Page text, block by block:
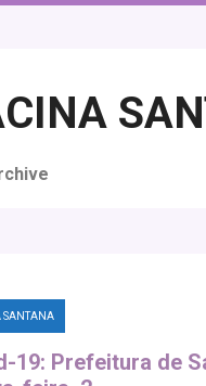
SANTANA
19: Prefeitura de